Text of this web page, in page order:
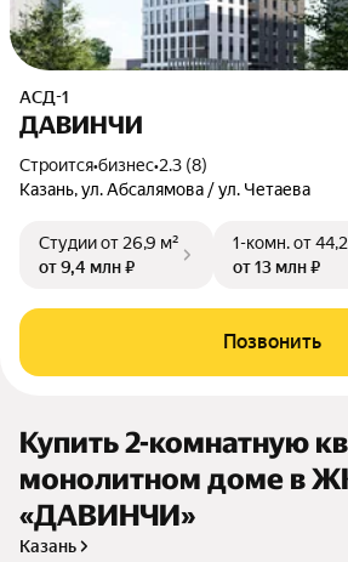
АСД-1
ДАВИНЧИ
Строится•бизнес•2.3 (8)
Казань,ул. Абсалямова / ул. Четаева
Студииот 26,9 м²
от 9,4 млн ₽
1-комн.от
от 13 млн ₽
Позвонить
Купить 2-комнатную
монолитном доме в
«ДАВИНЧИ»
Казань